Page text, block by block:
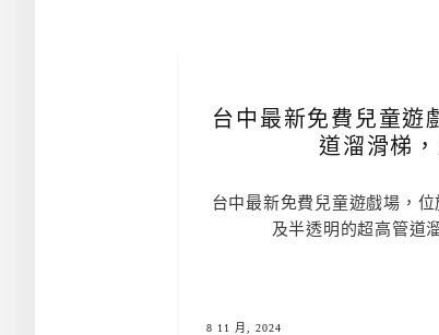
台中最新免費兒童遊
道溜滑梯
台中最新免費兒童遊戲場，
及半透明的超高管道
8 11 月, 2024